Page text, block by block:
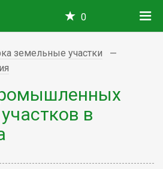
0
земельные участки
в